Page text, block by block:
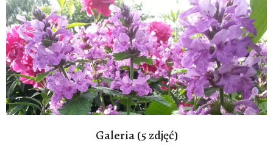
Galeria (5 zdjęć)